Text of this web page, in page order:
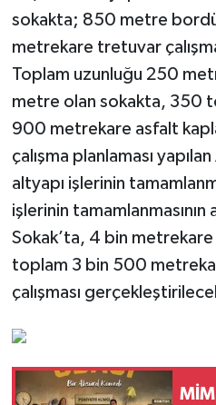
sokakta; 850 metre
metrekare tretuvar
Toplam uzunluğu 250
metre olan sokakta, 350
900 metrekare asfalt
çalışma planlaması
altyapı işlerinin
işlerinin tamamlanmasının
Sokak’ta, 4 bin metrekare
toplam 3 bin 500
çalışması
MİM